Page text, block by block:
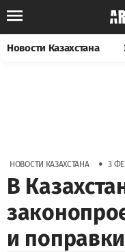
Новости Казахстана
НОВОСТИ КАЗАХСТАНА • 3
В
и